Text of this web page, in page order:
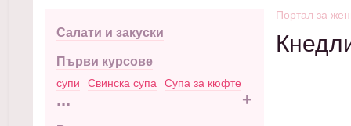
Салати и закуски
Първи курсове
супи Свинска супа Супа за кюфте
... +
Портал за